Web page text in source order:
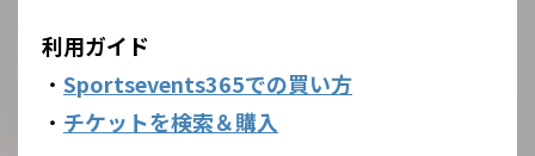
利用ガイド
・ Sportsevents365での買い方
・ チケットを検索＆購入